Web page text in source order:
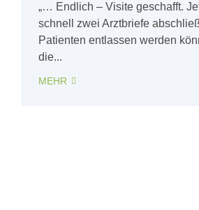
„… Endlich – Visite geschafft.
schnell zwei Arztbriefe
Patienten entlassen werden
die...
MEHR